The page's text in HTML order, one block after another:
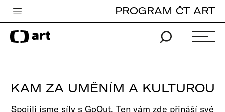
Česká televize
Zpravodajství
iVysílání
TV program
PROGRAM ČT ART
KAM ZA UMĚNÍM A KULTUROU
Spojili jsme síly s GoOut. Ten vám zde přináší své